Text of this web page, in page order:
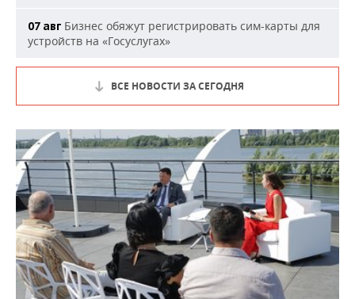
07 авг Бизнес обяжут регистрировать сим-карты для
устройств на «Госуслугах»
ВСЕ НОВОСТИ ЗА СЕГОДНЯ